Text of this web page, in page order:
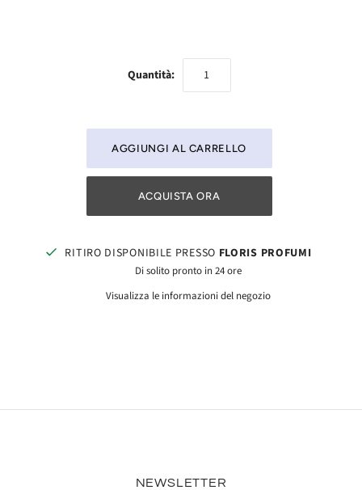
Quantità:
ACQUISTA ORA
RITIRO DISPONIBILE PRESSO FLORIS PROFUMI
Di solito pronto in 24 ore
Visualizza le informazioni del negozio
NEWSLETTER